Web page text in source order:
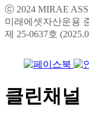
ⓒ 2024 MIRAE
미래에셋자산운용
제 25-0637호
클린채널